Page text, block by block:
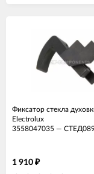
Фиксатор стекла
Electrolux
3558047035 —
1 910 ₽